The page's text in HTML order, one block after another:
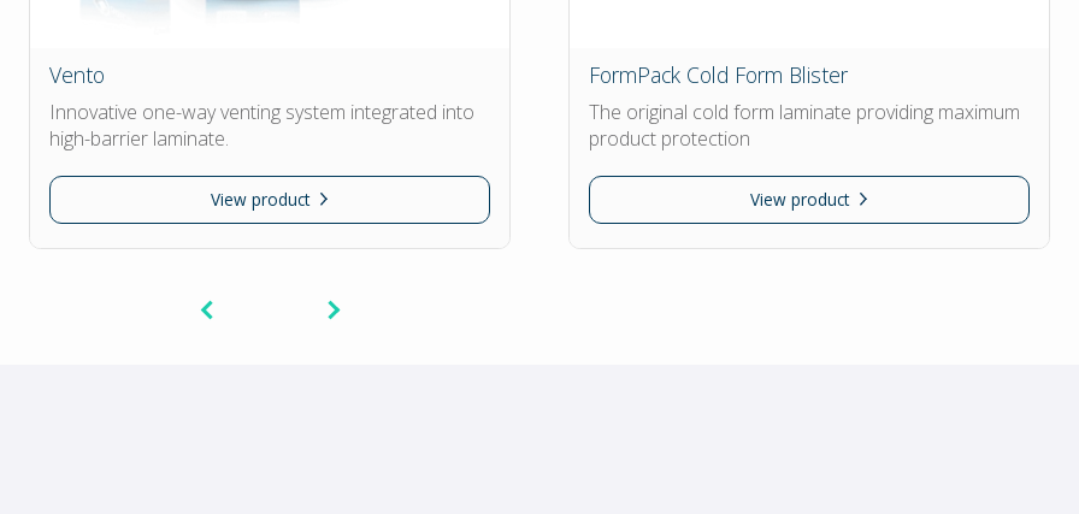
Vento
Innovative one-way venting system integrated into
high-barrier laminate.
View product
FormPack Cold Form Blister
The original cold form laminate providing maximum
product protection
View product